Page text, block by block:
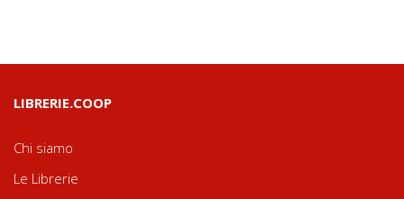
LIBRERIE.COOP
Chi siamo
Le Librerie